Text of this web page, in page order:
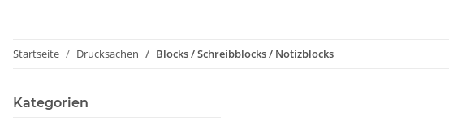
Startseite Drucksachen Blocks / Schreibblocks / Notizblocks
Kategorien